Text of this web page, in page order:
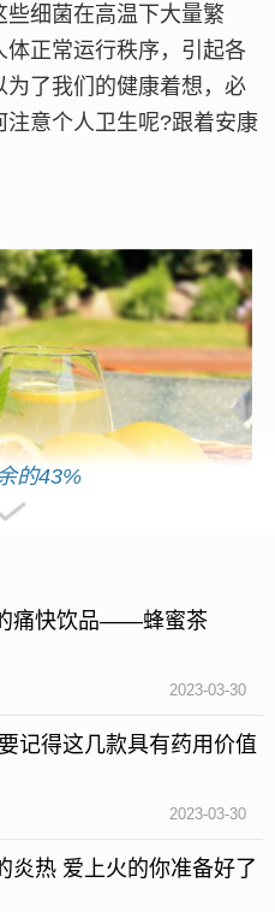
细菌在高温下大量繁
正常运行秩序，引起各
了我们的健康着想，必
意个人卫生呢?跟着安康
坏，在挑选食材时要尽量
购买后要尽快食用，避
藏时要将易腐烂的与不易
菌。
的食物不能接触;粘过生
理其他食物，需要用洗
的食物。
的43%
痛快饮品——蜂蜜茶
2023-03-30
记得这几款具有药用价值
2023-03-30
炎热 爱上火的你准备好了